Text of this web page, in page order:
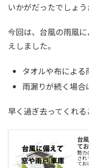
いかがだったでしょう
今回は、台風の雨風
えしました。
タオルや布による
雨漏りが続く場
早く過ぎ去ってくれ
台
て
勢力
され
てお